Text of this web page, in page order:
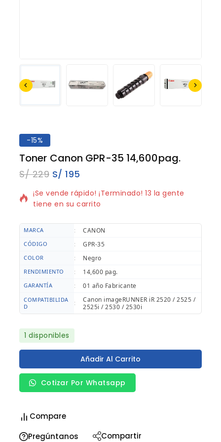
-15%
Toner Canon GPR-35 14,600pag.
S/229 S/ 195
16 productos vendidos en los últimos 13 horas
¡Se vende rápido! ¡Terminado! 13 la gente
tiene en su carrito
MARCA : CANON
CÓDIGO : GPR-35
COLOR : Negro
RENDIMIENTO : 14,600 pag.
GARANTÍA : 01 año Fabricante
COMPATIBILIDA
D
:
Canon imageRUNNER iR 2520 / 2525 /
2525i / 2530 / 2530i
1 disponibles
Añadir Al Carrito
Cotizar Por Whatsapp
Compare
Pregúntanos
Compartir